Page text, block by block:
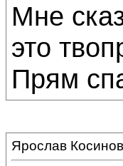
Мне
это
Прям
Ярослав Косинов